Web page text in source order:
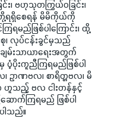
င်း၊ ဗဟုသုတကြွယ်ဝခြင်း၊
ရရှိစေရန် မိမိကိုယ်ကို
ရမည်ဖြစ်ပါကြောင်း၊ ထို့
၊ လုပ်ငန်းခွင်မှသည်
ချမ်းသာယာရေးအတွက်
းကူညီကြရမည်ဖြစ်ပါ
ဥာဏဗလ၊ စာရိတ္တဗလ၊ မိ
ဟူသည့် ဗလ ငါးတန်နှင့်
ာက်ကြရမည် ဖြစ်ပါ
ပါသည်။